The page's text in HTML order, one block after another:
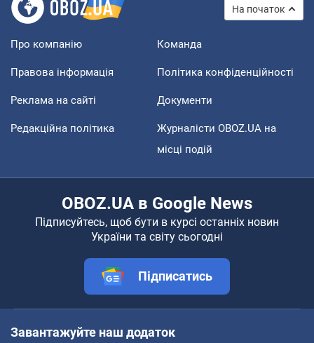
На початок
Про компанію Команда
Правова інформація Політика конфіденційності
Реклама на сайті Документи
Редакційна політика
Журналісти OBOZ.UA на
місці подій
OBOZ.UA в Google News
Підписуйтесь, щоб бути в курсі останніх новин
України та світу сьогодні
Підписатись
Завантажуйте наш додаток